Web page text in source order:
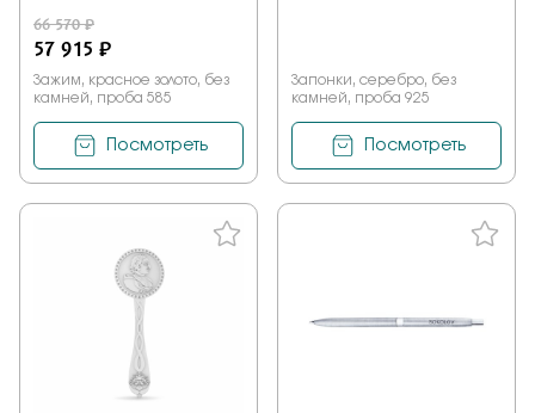
66 570 ₽
57 915 ₽
Зажим, красное золото, без
камней, проба 585
Посмотреть
Запонки, серебро, без
камней, проба 925
Посмотреть